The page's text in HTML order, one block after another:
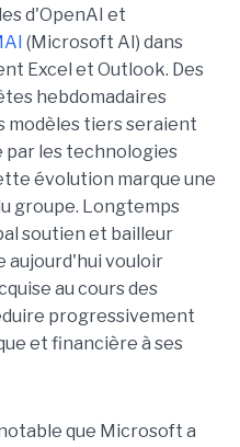
d'OpenAI et
(Microsoft AI) dans
Excel et Outlook. Des
hebdomadaires
modèles tiers seraient
par les technologies
évolution marque une
groupe. Longtemps
soutien et bailleur
aujourd'hui vouloir
au cours des
progressivement
et financière à ses
que Microsoft a